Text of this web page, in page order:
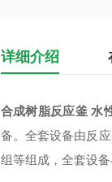
详细介绍
合成树脂反应釜 水
备。全套设备由反
组等组成，全套设